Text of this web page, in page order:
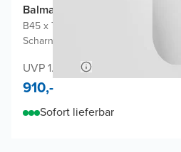
Balmani Mara Badhochschrank
B45 x T22 x H160 cm
Scharniere Links oder rechts möglich
UVP 1.980,-
910,-
Sofort lieferbar